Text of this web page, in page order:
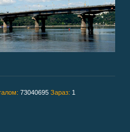
73040695 Зараз: 1